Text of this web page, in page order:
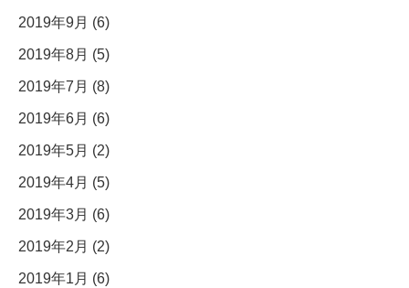
2019年9月 (6)
2019年8月 (5)
2019年7月 (8)
2019年6月 (6)
2019年5月 (2)
2019年4月 (5)
2019年3月 (6)
2019年2月 (2)
2019年1月 (6)